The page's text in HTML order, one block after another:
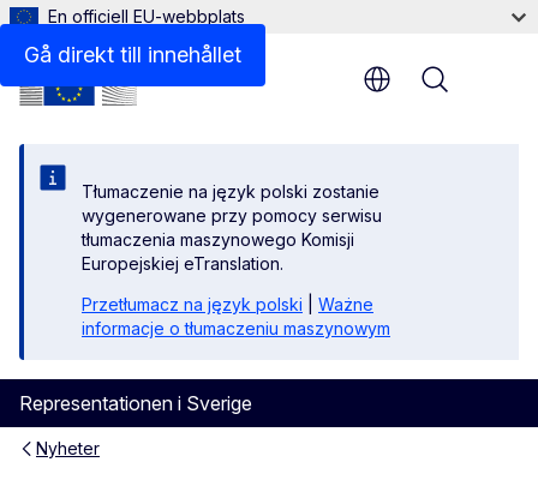
Gå direkt till innehållet
En officiell EU-webbplats
Tłumaczenie na język polski zostanie
wygenerowane przy pomocy serwisu
tłumaczenia maszynowego Komisji
Europejskiej eTranslation.
Przetłumacz na język polski
Ważne
informacje o tłumaczeniu maszynowym
Representationen i Sverige
Menu
Nyheter